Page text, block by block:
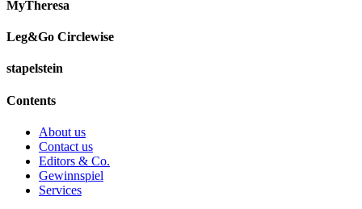
MyTheresa
Leg&Go Circlewise
stapelstein
Contents
About us
Contact us
Editors & Co.
Gewinnspiel
Services